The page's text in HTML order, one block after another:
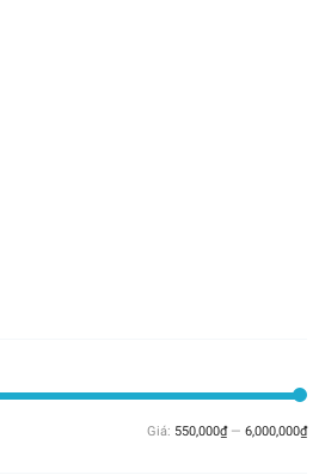
Giá: 550,000₫— 6,000,000₫